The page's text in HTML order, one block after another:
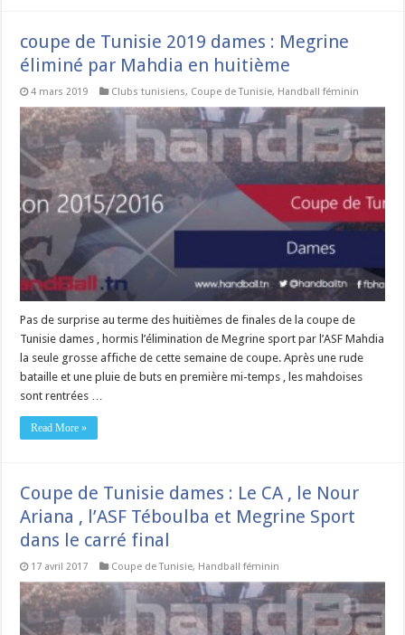
coupe de Tunisie 2019 dames : Megrine
éliminé par Mahdia en huitième
4 mars 2019 Clubs tunisiens, Coupe de Tunisie, Handball féminin
Pas de surprise au terme des huitièmes de finales de la coupe de
Tunisie dames , hormis l’élimination de Megrine sport par l’ASF Mahdia
la seule grosse affiche de cette semaine de coupe. Après une rude
bataille et une pluie de buts en première mi-temps , les mahdoises
sont rentrées …
Read More »
Coupe de Tunisie dames : Le CA , le Nour
Ariana , l’ASF Téboulba et Megrine Sport
dans le carré final
17 avril 2017 Coupe de Tunisie, Handball féminin